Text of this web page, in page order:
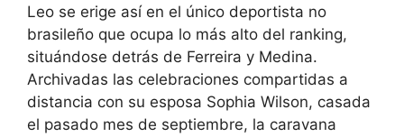
Leo se erige así en el único deportista no
brasileño que ocupa lo más alto del ranking,
situándose detrás de Ferreira y Medina.
Archivadas las celebraciones compartidas a
distancia con su esposa Sophia Wilson, casada
el pasado mes de septiembre, la caravana